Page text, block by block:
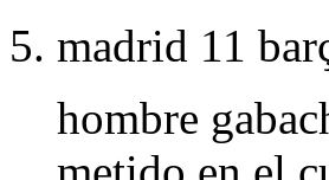
madrid 11
hombre